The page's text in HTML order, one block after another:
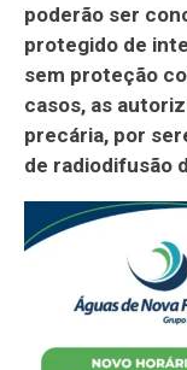
poderão ser
protegido de
sem proteção
casos, as
precária, por
de radiodifusão